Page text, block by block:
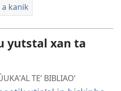
a kanik
u yutstal xan ta
TEʼ BIBLIAOʼ